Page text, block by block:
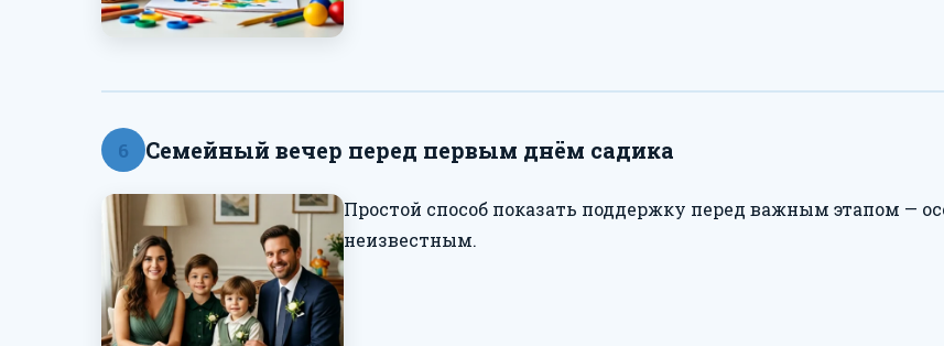
6 Семейный вечер перед первым днём садика
Простой способ показать поддержку перед важным этапом —
неизвестным.